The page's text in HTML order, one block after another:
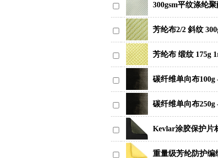
300gsm平纹涤纶
芳纶布2/2 斜纹
芳纶布 缎纹 175g
碳纤维单向布100g
碳纤维单向布250g
Kevlar涂胶保护片
重量级芳纶防护